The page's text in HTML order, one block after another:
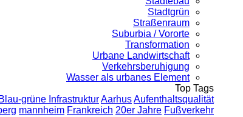
Stadtgrün
Straßenraum
Suburbia / Vororte
Transformation
Urbane Landwirtschaft
Verkehrsberuhigung
Wasser als urbanes Element
Top Tags
Blau-grüne InfrastrukturAarhusAufenthaltsqualität
mannheim Frankreich 20er Jahre Fußverkehr